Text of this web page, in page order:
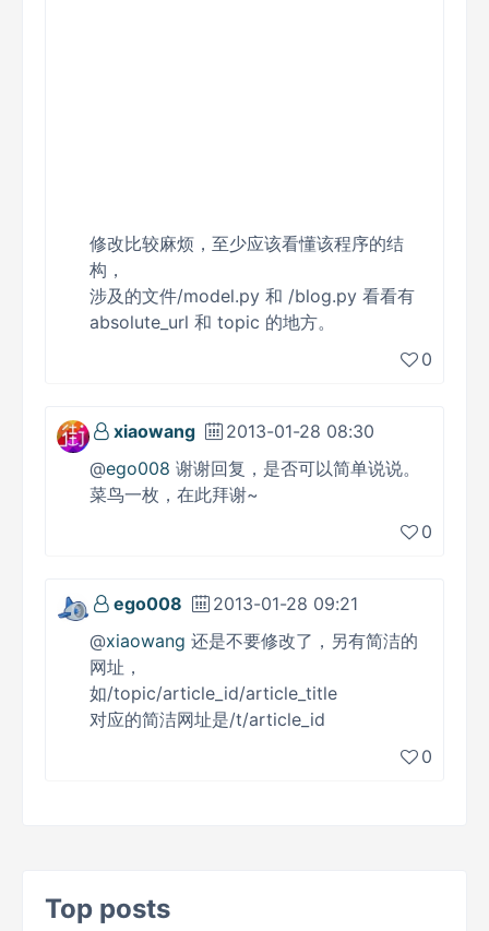
修改比较麻烦，至少应该看懂该程序的结
构，
涉及的文件/model.py 和 /blog.py 看看有
absolute_url 和 topic 的地方。
0
xiaowang
2013-01-28 08:30
@ego008 谢谢回复，是否可以简单说说。
菜鸟一枚，在此拜谢~
0
ego008
2013-01-28 09:21
@xiaowang 还是不要修改了，另有简洁的
网址，
如/topic/article_id/article_title
对应的简洁网址是/t/article_id
0
Top posts